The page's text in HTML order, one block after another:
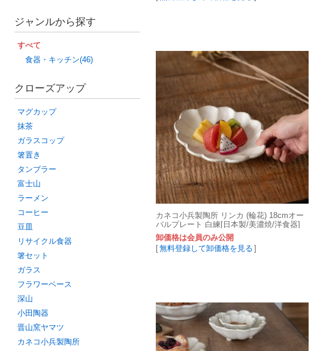
ジャンルから探す
すべて
食器・キッチン(46)
クローズアップ
マグカップ
抹茶
ガラスコップ
箸置き
タンブラー
富士山
ラーメン
コーヒー
豆皿
リサイクル食器
箸セット
ガラス
フラワーベース
深山
小田陶器
晋山窯ヤマツ
カネコ小兵製陶所
カネコ小兵製陶所 リンカ (輪花) 18cmオー
バルプレート 白練[日本製/美濃焼/洋食器]
卸価格は会員のみ公開
[無料登録して卸価格を見る ]